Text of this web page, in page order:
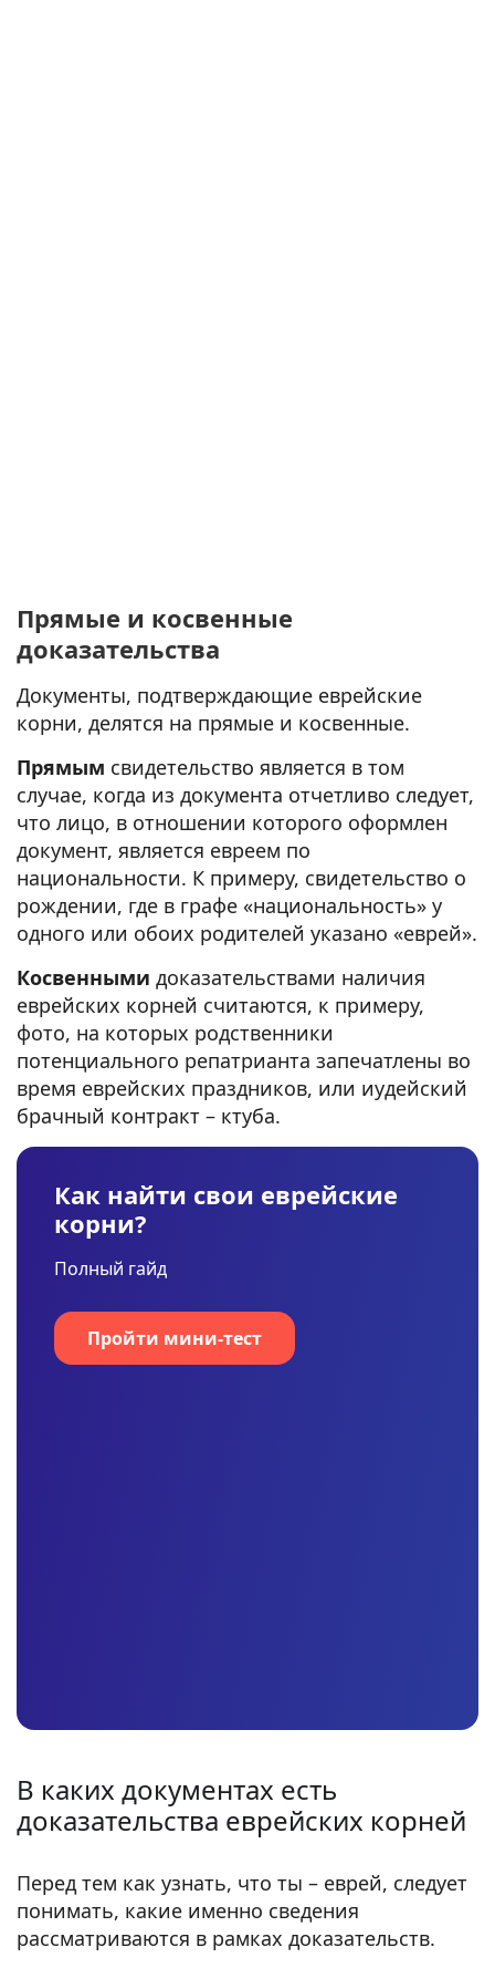
Прямые и косвенные
доказательства
Документы, подтверждающие еврейские
корни, делятся на прямые и косвенные.
Прямым свидетельство является в том
случае, когда из документа отчетливо следует,
что лицо, в отношении которого оформлен
документ, является евреем по
национальности. К примеру, свидетельство о
рождении, где в графе «национальность» у
одного или обоих родителей указано «еврей».
Косвенными доказательствами наличия
еврейских корней считаются, к примеру,
фото, на которых родственники
потенциального репатрианта запечатлены во
время еврейских праздников, или иудейский
брачный контракт – ктуба.
Как найти свои еврейские
корни?
Полный гайд
Пройти мини-тест
В каких документах есть
доказательства еврейских корней
Перед тем как узнать, что ты – еврей, следует
понимать, какие именно сведения
рассматриваются в рамках доказательств.